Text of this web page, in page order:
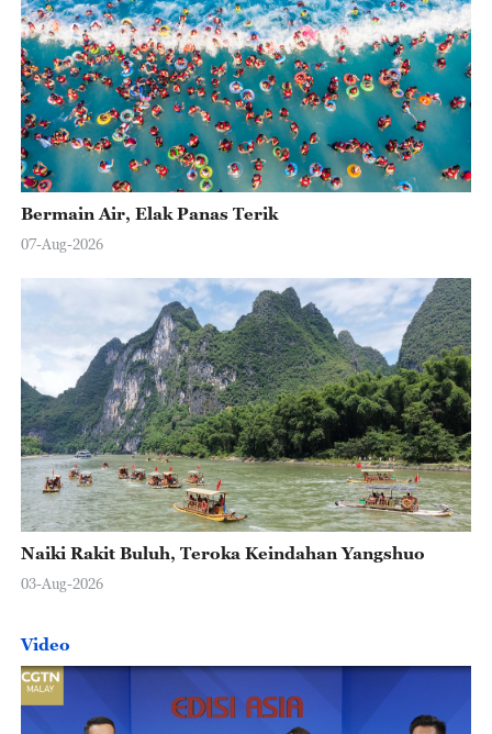
Bermain Air, Elak Panas Terik
07-Aug-2026
Naiki Rakit Buluh, Teroka Keindahan Yangshuo
03-Aug-2026
Video